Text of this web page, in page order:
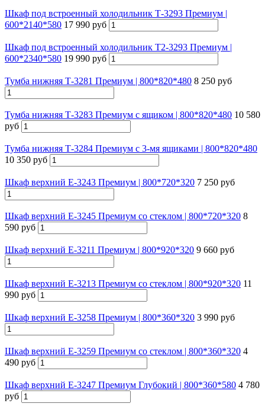
Шкаф под встроенный холодильник Т-3293 Премиум |
600*2140*580 17 990 руб
Шкаф под встроенный холодильник Т2-3293 Премиум |
600*2340*580 19 990 руб
Тумба нижняя Т-3281 Премиум | 800*820*480 8 250 руб
Тумба нижняя Т-3283 Премиум с ящиком | 800*820*480 10 580
руб
Тумба нижняя Т-3284 Премиум с 3-мя ящиками | 800*820*480
10 350 руб
Шкаф верхний Е-3243 Премиум | 800*720*320 7 250 руб
Шкаф верхний Е-3245 Премиум со стеклом | 800*720*320 8
590 руб
Шкаф верхний Е-3211 Премиум | 800*920*320 9 660 руб
Шкаф верхний Е-3213 Премиум со стеклом | 800*920*320 11
990 руб
Шкаф верхний Е-3258 Премиум | 800*360*320 3 990 руб
Шкаф верхний Е-3259 Премиум со стеклом | 800*360*320 4
490 руб
Шкаф верхний Е-3247 Премиум Глубокий | 800*360*580 4 780
руб